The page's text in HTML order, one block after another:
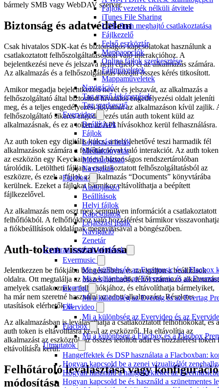
Fájlok vezeték nélküli átvitele
iTunes File Sharing
USB flash meghajtó csatlakoztatása
Fájlkezelő
Felső eszköztár
Mappaopciók
Online fájlok szerkesztése
Fájlműveletek
Mappaműveletek
Navigáció
Tag mező leképezések
Tag szerkesztő
Evervideo
Beállítások
Fájlok
Lejátszási listák
Médiakönyvtár
Médialejátszó
Navigáció
Flacbox
Audiojátszó
Beállítások
Helyi fájlok
Kapcsolatok
Lejátszási listák
Navigáció
Zenetár
Gyakran ismételt kérdések
Evermusic
Mi a különbség az Evermusic és a Flacbox
Mi a különbség az Evermusic és az
Evertag
Mi a különbség az Evertag és az Evertag
Evervideo
Mi a különbség az Evervideo és az
Flacbox
Mi a különbség a Flacbox és a Flacbox
Útmutatók
Hangeffektek és DSP használata a Flacboxban:
Hogyan kapcsold be a zenei vizualizálót
Hogyan használd a hangeffekteket az
Hogyan kapcsold be és használd a szünetmentes
bármely SMB vagy WebDAV szerver.
Biztonság és adatvédelem
Csak hivatalos SDK-kat és biztonságos kapcsolatokat használunk a
csatlakoztatott felhőszolgáltatásokkal való interakcióhoz. A
bejelentkezési neve és jelszava nem érhető el az alkalmazás számára.
Az alkalmazás és a felhőszolgáltatás közötti összes kérés titkosított.
Amikor megadja bejelentkezési nevét és jelszavát, az alkalmazás a
felhőszolgáltató által biztosított hivatalos engedélyezési oldalt jeleníti
meg, és a teljes engedélyezési folyamat az alkalmazáson kívül zajlik.
felhőszolgáltató sikeres engedélyezés után auth tokent küld az
alkalmazásnak, és ez a token az API hívásokhoz kerül felhasználásra.
Az auth token egy digitális kulcs, amely lehetővé teszi harmadik fél
alkalmazások számára a felhőtárolóval való interakciót. Az auth token
az eszközön egy Keychain nevű biztonságos rendszertárolóban
tárolódik. Letöltheti fájljait a csatlakoztatott felhőszolgáltatásból az
eszközre, és ezek a fájlok az alkalmazás “Documents” könyvtárába
kerülnek. Ezeket a fájlokat bármikor eltávolíthatja a beépített
fájlkezelővel.
Az alkalmazás nem oszt meg semmilyen információt a csatlakoztatott
felhőfiókból. A felhőfiókhoz való hozzáférést bármikor
a fiókbeállítások oldalának megnyitásával a böngészőben.
Auth-token visszavonása
Jelentkezzen be fiókjába böngészőben, és navigáljon a beállítások
oldalra. Ott megtalálja az összes harmadik féltől származó
amelyek csatlakoznak a felhőfiókjához, és eltávolíthatja bármelyiket,
ha már nem szeretné használni az adott alkalmazást. Részletes
utasítások elérhetőkitt.
Az alkalmazásban is leválaszthatja a csatlakoztatott felhőfiókokat, és
auth token is eltávolításra kerül az eszközről. Ha eltávolítja az
alkalmazást az eszközről, az összes letöltött adat és hozzáférési token
eltávolításra kerül.
Felhőtároló leválasztása vagy konfiguráció
módosítása